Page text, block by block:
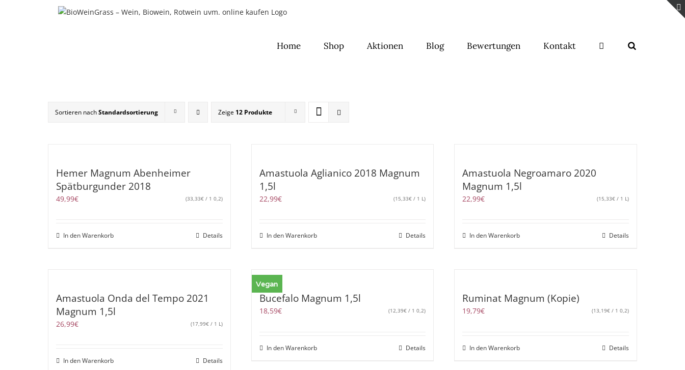
Home Shop Aktionen Blog Bewertungen Kontakt
Sortieren nachStandardsortierung Zeige 12 Produkte
Hemer Magnum Abenheimer
Spätburgunder 2018
49,99€ (33,33€/ 1 0,2)
In den Warenkorb Details
Amastuola Aglianico 2018 Magnum
1,5l
22,99€ (15,33€ / 1 L)
In den Warenkorb Details
Amastuola Negroamaro 2020
Magnum 1,5l
22,99€ (15,33€/ 1 L)
In den Warenkorb Details
Amastuola Onda del Tempo 2021
Magnum 1,5l
26,99€ (17,99€/ 1 L)
In den Warenkorb Details
Vegan
Bucefalo Magnum 1,5l
18,59€ (12,39€ / 1 0,2)
In den Warenkorb Details
Ruminat Magnum (Kopie)
19,79€ (13,19€/ 1 0,2)
In den Warenkorb Details